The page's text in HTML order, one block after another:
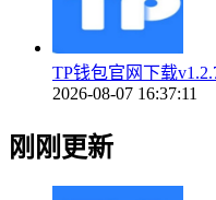
TP钱包官网下载
2026-08-07 16:37:11
刚刚更新